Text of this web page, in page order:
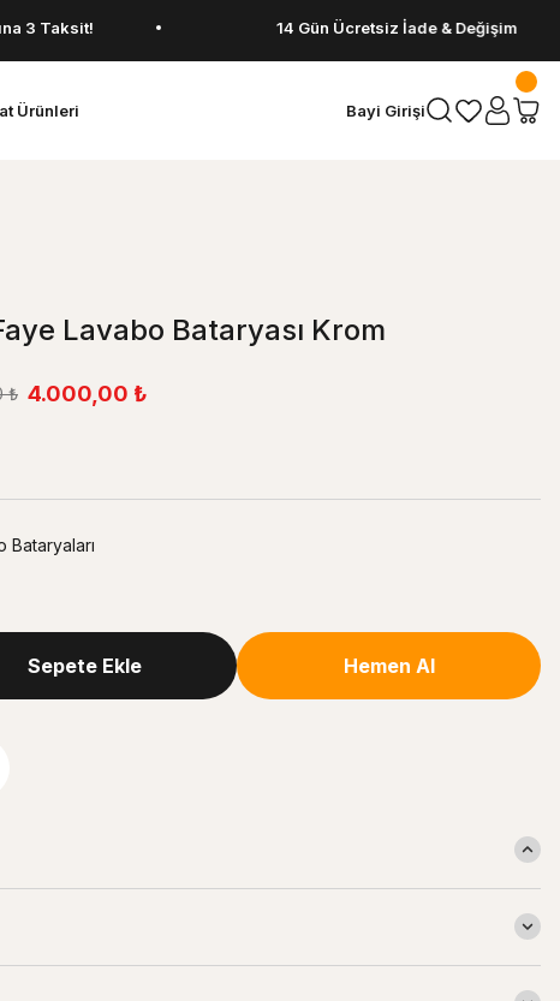
14 Gün Ücretsiz İade & Değişim
Ürünleri Bayi Girişi
Lavabo Bataryası Krom
₺ 4.000,00 ₺
Bataryaları
Sepete Ekle Hemen Al